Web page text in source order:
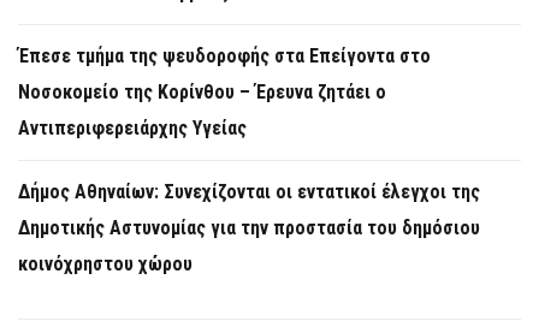
Έπεσε τμήμα της ψευδοροφής στα Επείγοντα στο
Νοσοκομείο της Κορίνθου – Έρευνα ζητάει ο
Αντιπεριφερειάρχης Υγείας
Δήμος Αθηναίων: Συνεχίζονται οι εντατικοί έλεγχοι της
Δημοτικής Αστυνομίας για την προστασία του δημόσιου
κοινόχρηστου χώρου